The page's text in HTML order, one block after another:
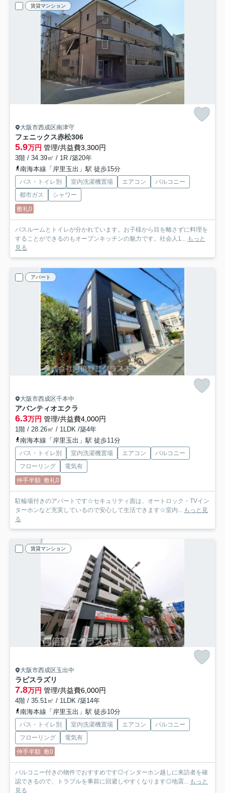
賃貸マンション
大阪市西成区南津守
フェニックス赤松306
5.9万円 管理/共益費3,300円
3階 / 34.39㎡ / 1R /築20年
南海本線「岸里玉出」駅 徒歩15分
バス・トイレ別 室内洗濯機置場 エアコン
バルコニー
都市ガス
シャワー
敷礼0
バスルームとトイレが分かれています。お子様から目を離さずに料理を
することができるのもオープンキッチンの魅力です。社会人1... もっと
見る
アパート
大阪市西成区千本中
アバンティオエクラ
6.3万円 管理/共益費4,000円
1階 / 28.26㎡ / 1LDK /築4年
南海本線「岸里玉出」駅 徒歩11分
バス・トイレ別 室内洗濯機置場 エアコン
バルコニー
フローリング
電気有
仲手半額 敷礼0
駐輪場付きのアパートです☆セキュリティ面は、オートロック・TVイン
ターホンなど充実しているので安心して生活できます☆室内... もっと見
る
賃貸マンション
大阪市西成区玉出中
ラピスラズリ
7.8万円 管理/共益費6,000円
4階 / 35.51㎡ / 1LDK /築14年
南海本線「岸里玉出」駅 徒歩10分
バス・トイレ別 室内洗濯機置場 エアコン
バルコニー
フローリング
電気有
仲手半額 敷0
バルコニー付きの物件でおすすめです◎インターホン越しに来訪者を確
認できるので、トラブルを事前に回避しやすくなります◎地震... もっと
見る